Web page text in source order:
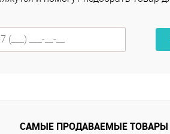
САМЫЕ ПРОДАВАЕМЫЕ ТОВАРЫ